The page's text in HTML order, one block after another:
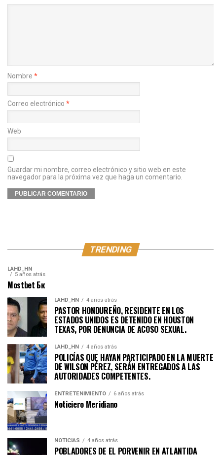
Nombre *
Correo electrónico *
Web
Guardar mi nombre, correo electrónico y sitio web en este
navegador para la próxima vez que haga un comentario.
TRENDING
LAHD_HN
5 años atrás
Mostbet Бк
LAHD_HN 4 años atrás
PASTOR HONDUREÑO, RESIDENTE EN LOS
ESTADOS UNIDOS ES DETENIDO EN HOUSTON
TEXAS, POR DENUNCIA DE ACOSO SEXUAL.
LAHD_HN 4 años atrás
POLICÍAS QUE HAYAN PARTICIPADO EN LA MUERTE
DE WILSON PÉREZ, SERÁN ENTREGADOS A LAS
AUTORIDADES COMPETENTES.
ENTRETENIMIENTO 6 años atrás
Noticiero Meridiano
NOTICIAS 4 años atrás
POBLADORES DE EL PORVENIR EN ATLANTIDA